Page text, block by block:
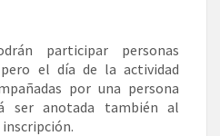
participar personas
el día de la actividad
por una persona
ser anotada también al